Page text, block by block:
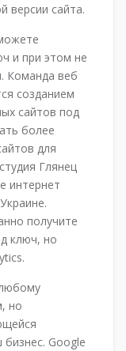
версии сайта.
и при этом не
Команда веб
созданием
сайтов под
более
для
Глянец
интернет
получите
ключ, но
но
Google